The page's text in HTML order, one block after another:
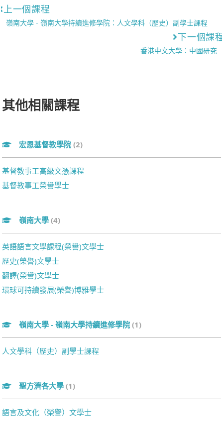
上一個課程
嶺南大學 - 嶺南大學持續進修學院：人文學科（歷史）副學士課程
下一個課
香港中文大學：中國研究
其他相關課程
宏恩基督教學院 (2)
基督教事工高級文憑課程
基督教事工榮譽學士
嶺南大學 (4)
英語語言文學課程(榮譽)文學士
歷史(榮譽)文學士
翻譯(榮譽)文學士
環球可持續發展(榮譽)博雅學士
嶺南大學 - 嶺南大學持續進修學院 (1)
人文學科（歷史）副學士課程
聖方濟各大學 (1)
語言及文化（榮譽）文學士